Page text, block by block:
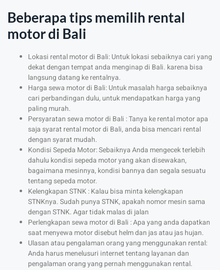
Beberapa tips memilih rental
motor di Bali
Lokasi rental motor di Bali: Untuk lokasi sebaiknya cari yang
dekat dengan tempat anda menginap di Bali. karena bisa
langsung datang ke rentalnya.
Harga sewa motor di Bali: Untuk masalah harga sebaiknya
cari perbandingan dulu, untuk mendapatkan harga yang
paling murah.
Persyaratan sewa motor di Bali : Tanya ke rental motor apa
saja syarat rental motor di Bali, anda bisa mencari rental
dengan syarat mudah.
Kondisi Sepeda Motor: Sebaiknya Anda mengecek terlebih
dahulu kondisi sepeda motor yang akan disewakan,
bagaimana mesinnya, kondisi bannya dan segala sesuatu
tentang sepeda motor.
Kelengkapan STNK : Kalau bisa minta kelengkapan
STNKnya. Sudah punya STNK, apakah nomor mesin sama
dengan STNK. Agar tidak malas di jalan
Perlengkapan sewa motor di Bali : Apa yang anda dapatkan
saat menyewa motor disebut helm dan jas atau jas hujan.
Ulasan atau pengalaman orang yang menggunakan rental:
Anda harus menelusuri internet tentang layanan dan
pengalaman orang yang pernah menggunakan rental.